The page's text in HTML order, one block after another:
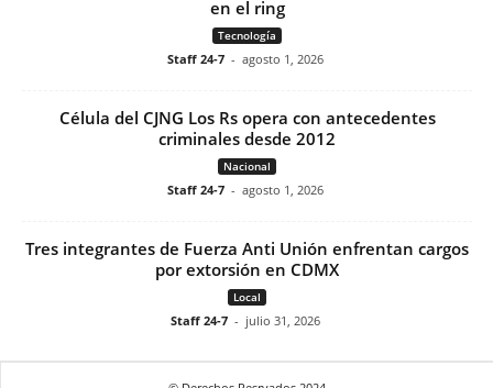
en el ring
Tecnología
Staff 24-7 - agosto 1, 2026
Célula del CJNG Los Rs opera con antecedentes
criminales desde 2012
Nacional
Staff 24-7 - agosto 1, 2026
Tres integrantes de Fuerza Anti Unión enfrentan cargos
por extorsión en CDMX
Local
Staff 24-7 - julio 31, 2026